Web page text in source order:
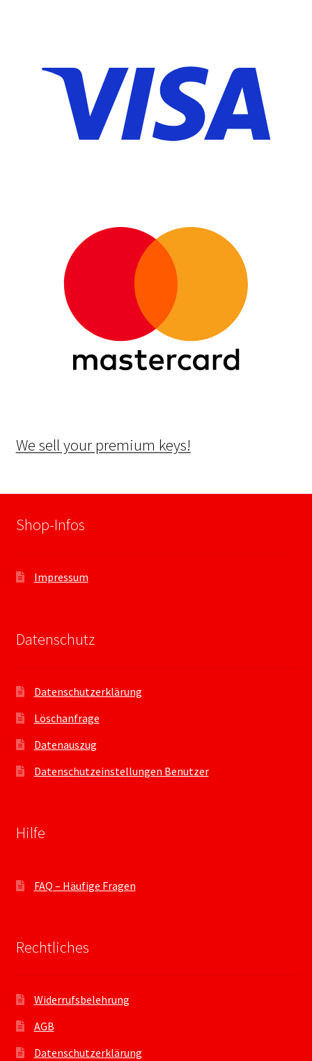
We sell your premium keys!
Shop-Infos
Impressum
Datenschutz
Datenschutzerklärung
Löschanfrage
Datenauszug
Datenschutzeinstellungen Benutzer
Hilfe
FAQ – Häufige Fragen
Rechtliches
Widerrufsbelehrung
AGB
Datenschutzerklärung